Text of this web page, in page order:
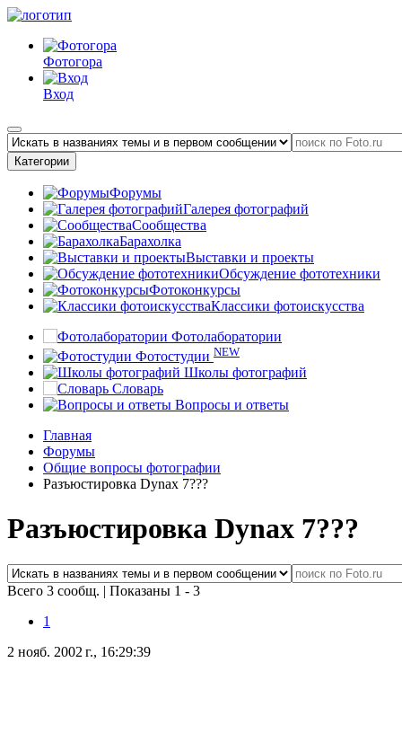
Фотогора
Вход
Категории
Форумы
Галерея фотографий
Сообщества
Барахолка
Выставки и проекты
Обсуждение фототехники
Фотоконкурсы
Классики фотоискусства
Фотолаборатории
Фотостудии NEW
Школы фотографий
Словарь
Вопросы и ответы
Главная
Форумы
Общие вопросы фотографии
Разъюстировка Dynax 7???
Разъюстировка Dynax 7???
Всего 3 сообщ. | Показаны 1 - 3
1
2 нояб. 2002 г., 16:29:39